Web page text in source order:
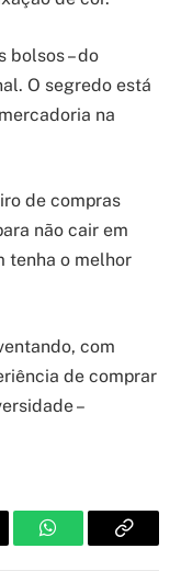
bolsos – do
O segredo está
na
de compras
não cair em
tenha o melhor
com
de comprar
–
WhatsAppCopy